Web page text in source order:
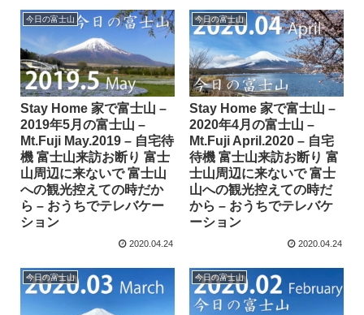
今日の富士山
Stay Home 家で富士山 –
2019年5月の富士山 –
Mt.Fuji May.2019 – 自宅待
機 富士山来訪お断り 富士
山周辺に来ないで 富士山
への観光控えての時だか
ら – おうちでテレバケー
ション
2020.04.24
今日の富士山
Stay Home 家で富士山 –
2020年4月の富士山 –
Mt.Fuji April.2020 – 自宅
待機 富士山来訪お断り 富
士山周辺に来ないで 富士
山への観光控えての時だ
から – おうちでテレバケ
ーション
2020.04.24
今日の富士山 今日の富士山